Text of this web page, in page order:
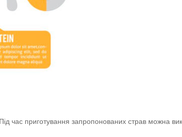
час приготування запропонованих страв можна